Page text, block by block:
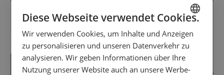
SPANISH
FRENCH
Diese Webseite verwendet Cookies.
Wir verwenden Cookies, um Inhalte und Anzeigen
zu personalisieren und unseren Datenverkehr zu
analysieren. Wir geben Informationen über Ihre
Nutzung unserer Website auch an unsere Werbe-